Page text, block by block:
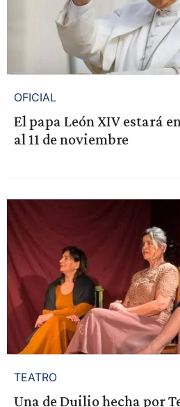
OFICIAL
El papa León XIV estará
al 11 de noviembre
TEATRO
Una de Duilio hecha por